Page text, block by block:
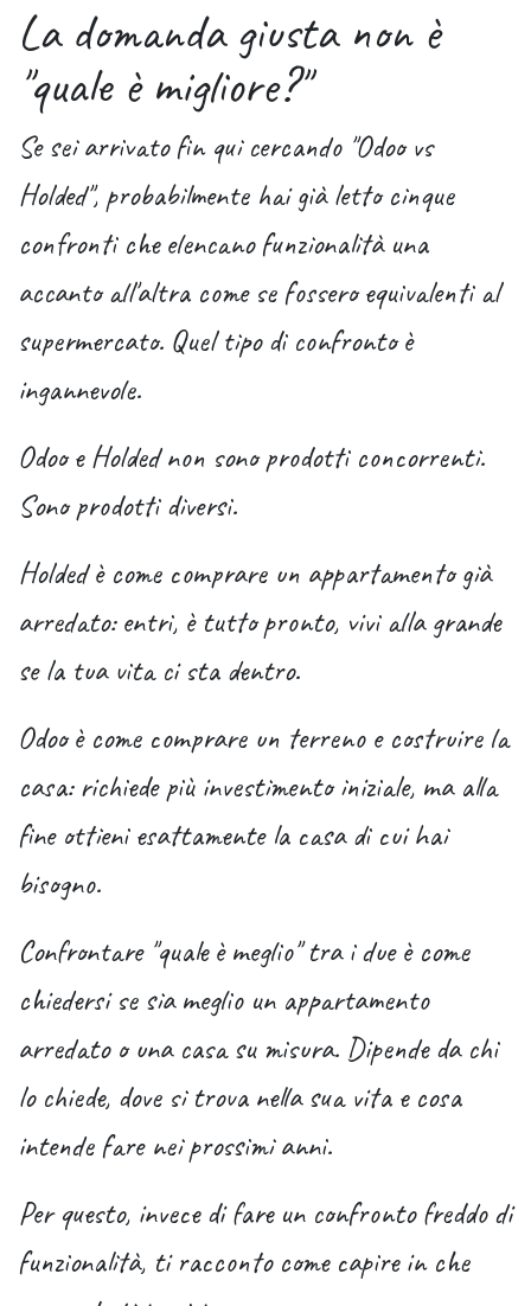
La domanda giusta non è
"quale è migliore?"
Se sei arrivato fin qui cercando "Odoo vs
Holded", probabilmente hai già letto cinque
confronti che elencano funzionalità una
accanto all'altra come se fossero equivalenti al
supermercato. Quel tipo di confronto è
ingannevole.
Odoo e Holded non sono prodotti concorrenti.
Sono prodotti diversi.
Holded è come comprare un appartamento già
arredato: entri, è tutto pronto, vivi alla grande
se la tua vita ci sta dentro.
Odoo è come comprare un terreno e costruire la
casa: richiede più investimento iniziale, ma alla
fine ottieni esattamente la casa di cui hai
bisogno.
Confrontare "quale è meglio" tra i due è come
chiedersi se sia meglio un appartamento
arredato o una casa su misura. Dipende da chi
lo chiede, dove si trova nella sua vita e cosa
intende fare nei prossimi anni.
Per questo, invece di fare un confronto freddo di
funzionalità, ti racconto come capire in che